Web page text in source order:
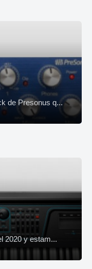
de Presonus q...
2020 y estam...